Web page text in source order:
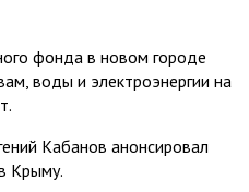
фонда в новом городе
воды и электроэнергии на
Кабанов анонсировал
Крыму.